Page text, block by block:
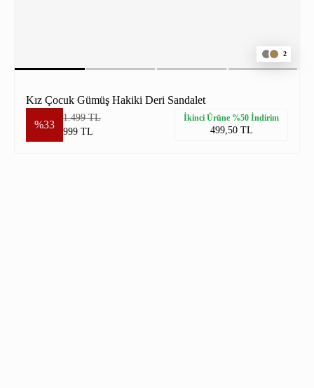
2
Kız Çocuk Gümüş Hakiki Deri Sandalet
%33
1.499 TL
999 TL
İkinci Ürüne %50 İndirim
499,50 TL